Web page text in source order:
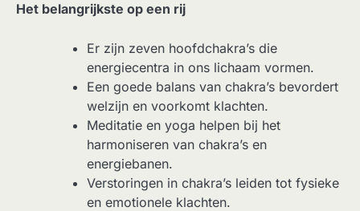
Het belangrijkste op een rij
Er zijn zeven hoofdchakra’s die
energiecentra in ons lichaam vormen.
Een goede balans van chakra’s bevordert
welzijn en voorkomt klachten.
Meditatie en yoga helpen bij het
harmoniseren van chakra’s en
energiebanen.
Verstoringen in chakra’s leiden tot fysieke
en emotionele klachten.